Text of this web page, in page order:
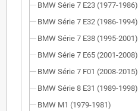
BMW Série 7 E23 (1977-1986)
BMW Série 7 E32 (1986-1994)
BMW Série 7 E38 (1995-2001)
BMW Série 7 E65 (2001-2008)
BMW Série 7 F01 (2008-2015)
BMW Série 8 E31 (1989-1998)
BMW M1 (1979-1981)